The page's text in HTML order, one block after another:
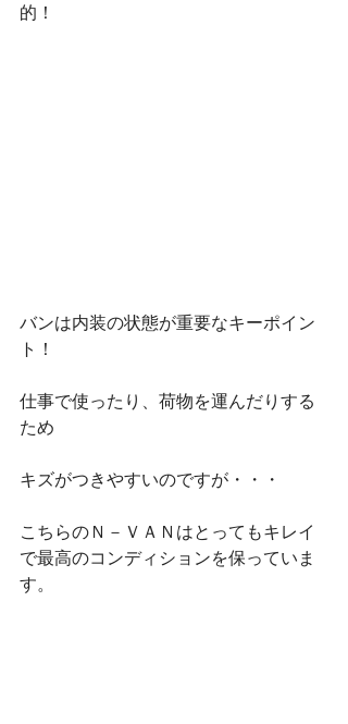
的！
バンは内装の状態が重要なキーポイン
ト！
仕事で使ったり、荷物を運んだりする
ため
キズがつきやすいのですが・・・
こちらのＮ－ＶＡＮはとってもキレイ
で最高のコンディションを保っていま
す。